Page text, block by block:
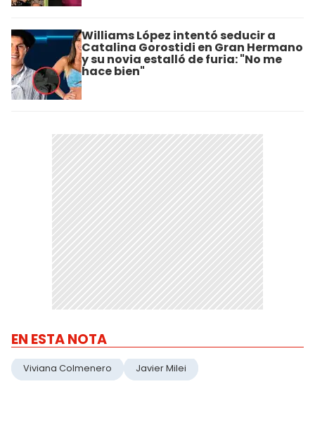
Williams López intentó seducir a
Catalina Gorostidi en Gran Hermano
y su novia estalló de furia: "No me
hace bien"
EN ESTA NOTA
Viviana Colmenero Javier Milei